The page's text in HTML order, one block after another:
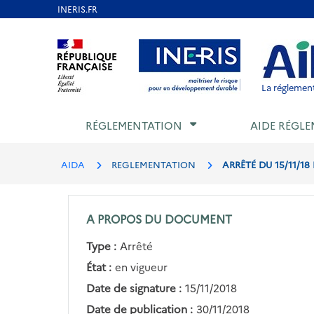
Aller au contenu Aller au menu Aller au
La
RÉGLEMENTATION AIDE
AIDA REGLEMENTATION ARRÊTÉ DU 15/11/
A PROPOS DU DOCUMENT
Type : Arrêté
État : en vigueur
Date de signature : 15/11/2018
Date de publication : 30/11/2018